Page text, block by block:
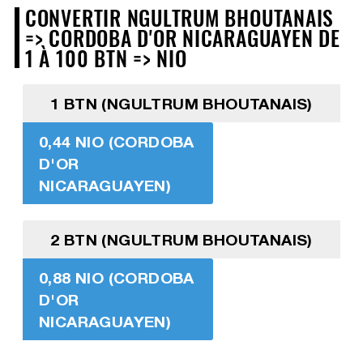
CONVERTIR NGULTRUM BHOUTANAIS
=> CORDOBA D'OR NICARAGUAYEN DE
1 À 100 BTN => NIO
1 BTN (NGULTRUM BHOUTANAIS)
0,44 NIO (CORDOBA
D'OR
NICARAGUAYEN)
2 BTN (NGULTRUM BHOUTANAIS)
0,88 NIO (CORDOBA
D'OR
NICARAGUAYEN)